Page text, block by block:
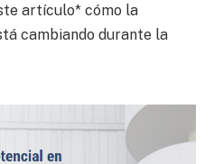
artículo* cómo la
cambiando durante la